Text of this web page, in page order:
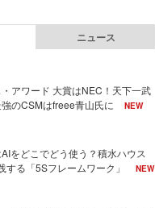
ニュース
アワード 大賞はNEC！天下一武
のCSMはfreee青山氏に
NEW
をどこでどう使う？積水ハウス
する「5Sフレームワーク」
NEW